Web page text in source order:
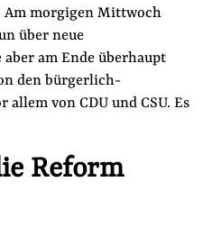
Am morgigen Mittwoch
über neue
aber am Ende überhaupt
den bürgerlich-
von CDU und CSU. Es
Reform